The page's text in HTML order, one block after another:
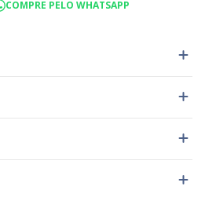
COMPRE PELO WHATSAPP